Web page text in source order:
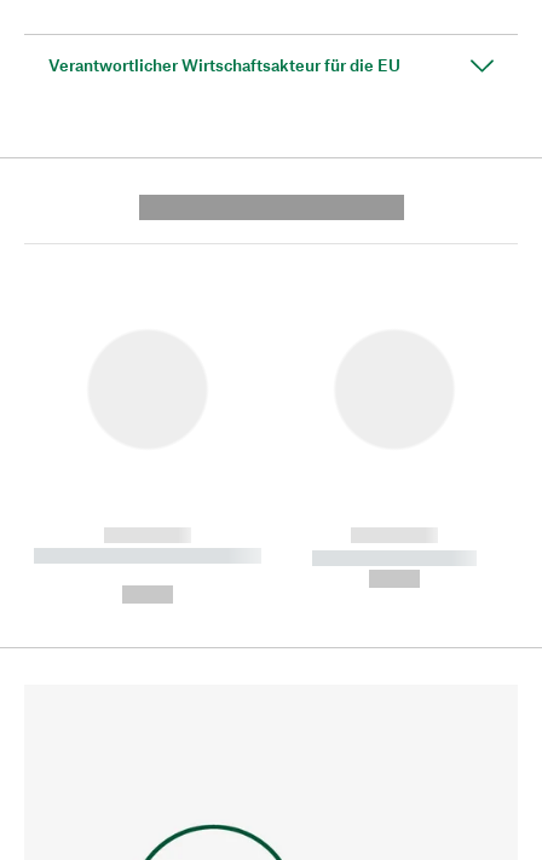
Verantwortlicher Wirtschaftsakteur für die EU
------------
----------- ----------- --------
------------
----------- -----------